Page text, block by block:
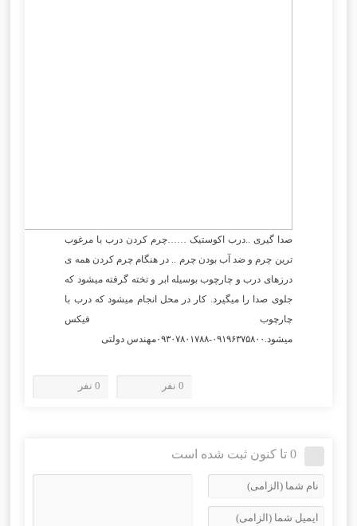
صدا گیری ..درب اکوستیک ……چرم کردن درب با مرغوب
ترین چرم و ضد آب بودن چرم .. در هنگام چرم کردن همه ی
درزهای درب و چارچوب بوسیله ابر و تخته گرفته میشود که
جلوی صدا را میگیرد. کار در محل انجام میشود که درب با
چارچوب فیکس
میشود.۰۹۱۹۶۳۷۵۸۰۰-۰۹۳۰۷۸۰۱۷۸۸مهندس دولتی
0 نفر 0 نفر
0 تا کنون ثبت شده است